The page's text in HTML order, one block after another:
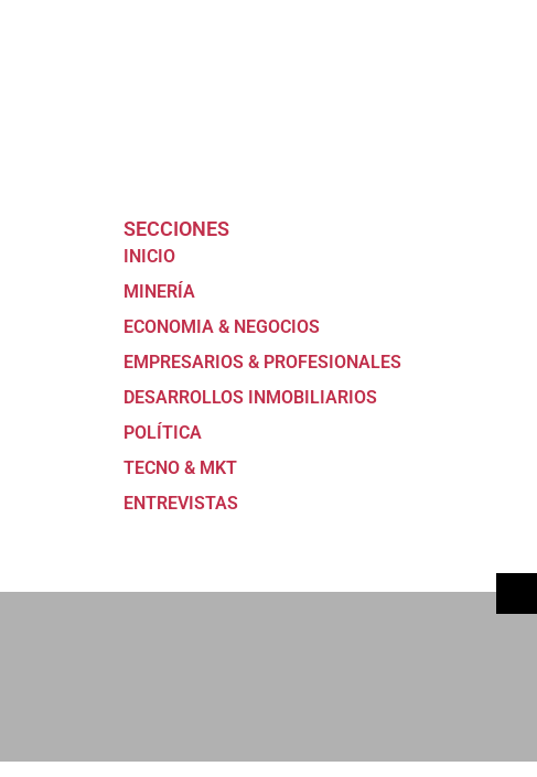
SECCIONES
INICIO
MINERÍA
ECONOMIA & NEGOCIOS
EMPRESARIOS & PROFESIONALES
DESARROLLOS INMOBILIARIOS
POLÍTICA
TECNO & MKT
ENTREVISTAS